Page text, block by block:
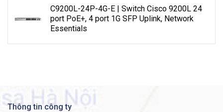
C9200L-24P-4G-E | Switch Cisco 9200L 24
port PoE+, 4 port 1G SFP Uplink, Network
Essentials
Thông tin công ty